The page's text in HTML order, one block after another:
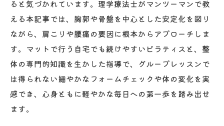
ると気づかれています。理学療法士がマンツーマンで教
える本記事では、胸郭や骨盤を中心とした安定化を図り
ながら、肩こりや腰痛の要因に根本からアプローチしま
す。マットで行う自宅でも続けやすいピラティスと、整
体の専門的知識を生かした指導で、グループレッスンで
は得られない細やかなフォームチェックや体の変化を実
感でき、心身ともに軽やかな毎日への第一歩を踏み出せ
ます。